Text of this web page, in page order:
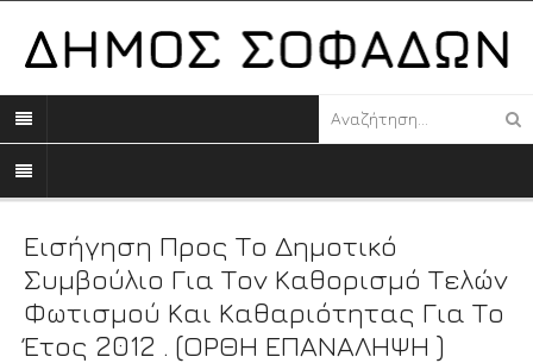
Εισήγηση Προς Το Δημοτικό
Συμβούλιο Για Τον Καθορισμό Τελών
Φωτισμού Και Καθαριότητας Για Το
Έτος 2012 . (ΟΡΘΗ ΕΠΑΝΑΛΗΨΗ )